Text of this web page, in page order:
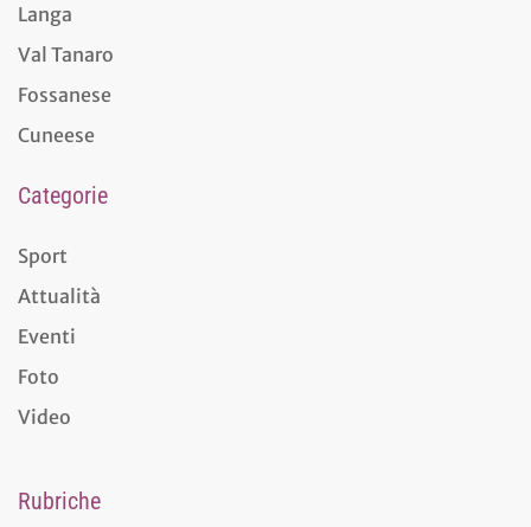
Langa
Val Tanaro
Fossanese
Cuneese
Categorie
Sport
Attualità
Eventi
Foto
Video
Rubriche